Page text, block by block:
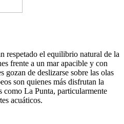
respetado el equilibrio natural de la
frente a un mar apacible y con
gozan de deslizarse sobre las olas
son quienes más disfrutan la
como La Punta, particularmente
acuáticos.